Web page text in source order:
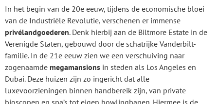
In het begin van de 20e eeuw, tijdens de economische bloei
van de Industriële Revolutie, verschenen er immense
privélandgoederen. Denk hierbij aan de Biltmore Estate in de
Verenigde Staten, gebouwd door de schatrijke Vanderbilt-
familie. In de 21e eeuw zien we een verschuiving naar
zogenaamde megamansions in steden als Los Angeles en
Dubai. Deze huizen zijn zo ingericht dat alle
luxevoorzieningen binnen handbereik zijn, van private
bioscopen en spa’s tot eigen bowlingbanen. Hiermee is de